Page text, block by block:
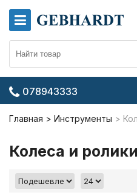
078943333
Главная Инструменты
Колеса и ролики